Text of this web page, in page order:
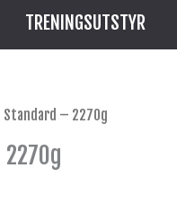
TRENINGSUTSTYR
Standard – 2270g